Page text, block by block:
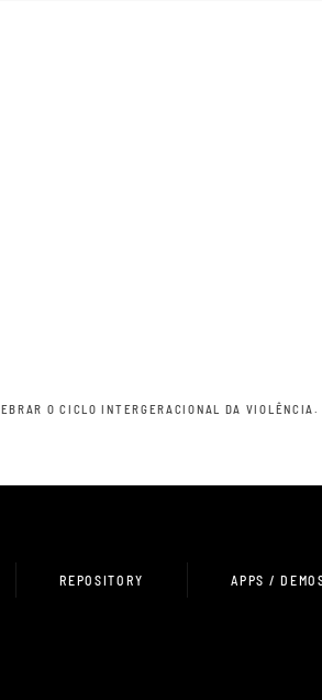
O CICLO INTERGERACIONAL DA
REPOSITORY APPS /